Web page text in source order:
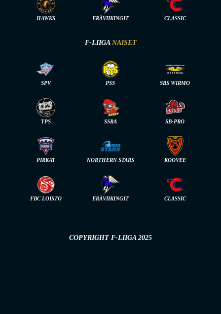
HAWKS ERÄVIIKINGIT CLASSIC
F-LIIGA NAISET
SPV PSS SBS WIRMO
TPS SSRA SB-PRO
PIRKAT NORTHERN STARS KOOVEE
FBC LOISTO ERÄVIIKINGIT CLASSIC
COPYRIGHT F-LIIGA 2025